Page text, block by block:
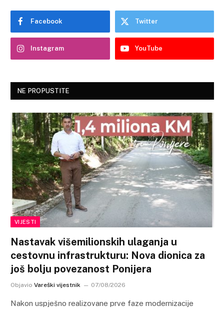
Facebook Twitter
Instagram YouTube
NE PROPUSTITE
VIJESTI
Nastavak višemilionskih ulaganja u
cestovnu infrastrukturu: Nova dionica za
još bolju povezanost Ponijera
Objavio Vareški vijestnik 07/08/2026
Nakon uspješno realizovane prve faze modernizacije